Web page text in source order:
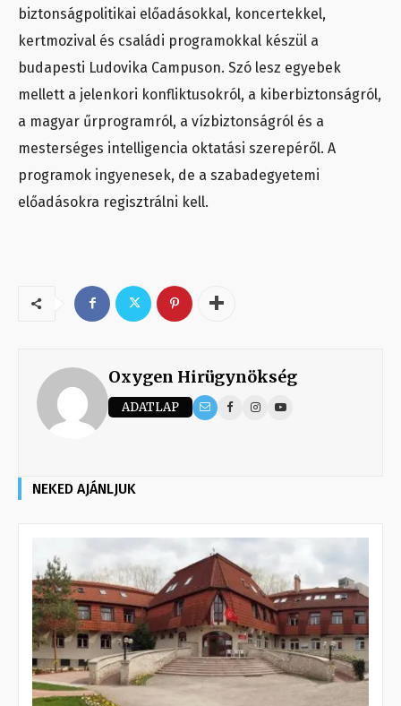
biztonságpolitikai előadásokkal, koncertekkel,
kertmozival és családi programokkal készül a
budapesti Ludovika Campuson. Szó lesz egyebek
mellett a jelenkori konfliktusokról, a kiberbiztonságról,
a magyar űrprogramról, a vízbiztonságról és a
mesterséges intelligencia oktatási szerepéről. A
programok ingyenesek, de a szabadegyetemi
előadásokra regisztrálni kell.
Oxygen Hirügynökség
ADATLAP
NEKED AJÁNLJUK